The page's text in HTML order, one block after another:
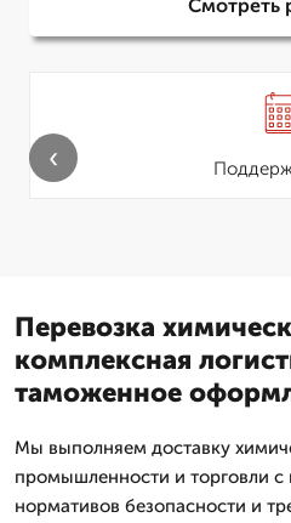
Смотреть
‹
Перевозка
комплексная
таможенное
Мы выполняем доставку
промышленности и торговли
нормативов безопасности и